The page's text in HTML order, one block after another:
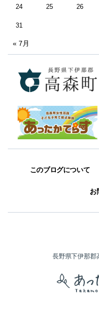
24 25 26
31
« 7月
このブログについて
お
長野県下伊那郡